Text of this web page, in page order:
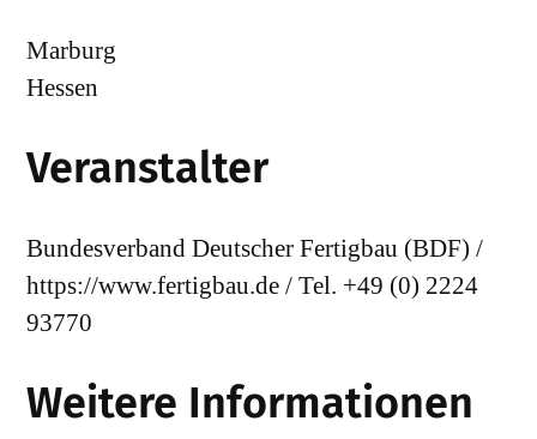
Marburg
Hessen
Veranstalter
Bundesverband Deutscher Fertigbau (BDF) /
https://www.fertigbau.de / Tel. +49 (0) 2224
93770
Weitere Informationen